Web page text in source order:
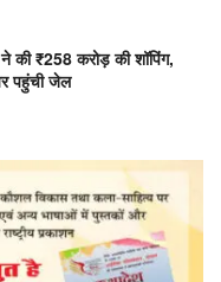
की ₹258 करोड़ की शॉपिंग,
पहुंची जेल